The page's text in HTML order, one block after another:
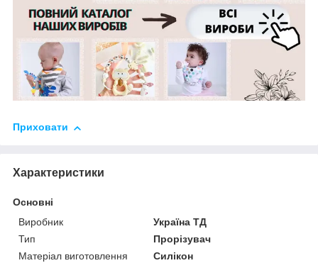
Приховати
Характеристики
Основні
Виробник
Україна ТД
Тип
Прорізувач
Матеріал виготовлення
Силікон